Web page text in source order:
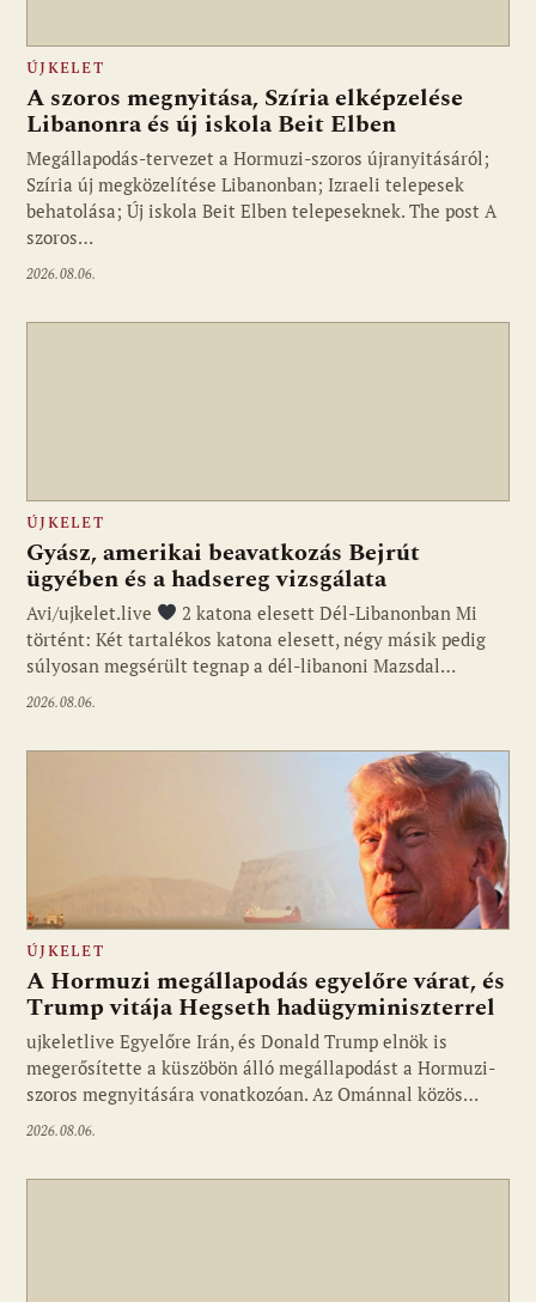
ÚJKELET
A szoros megnyitása, Szíria elképzelése
Libanonra és új iskola Beit Elben
Megállapodás-tervezet a Hormuzi-szoros újranyitásáról;
Szíria új megközelítése Libanonban; Izraeli telepesek
behatolása; Új iskola Beit Elben telepeseknek. The post A
szoros…
2026.08.06.
ÚJKELET
Gyász, amerikai beavatkozás Bejrút
ügyében és a hadsereg vizsgálata
Avi/ujkelet.live
2 katona elesett Dél-Libanonban Mi
történt: Két tartalékos katona elesett, négy másik pedig
súlyosan megsérült tegnap a dél-libanoni Mazsdal…
2026.08.06.
Fotó: ujkelet.live
ÚJKELET
A Hormuzi megállapodás egyelőre várat, és
Trump vitája Hegseth hadügyminiszterrel
ujkeletlive Egyelőre Irán, és Donald Trump elnök is
megerősítette a küszöbön álló megállapodást a Hormuzi-
szoros megnyitására vonatkozóan. Az Ománnal közös…
2026.08.06.